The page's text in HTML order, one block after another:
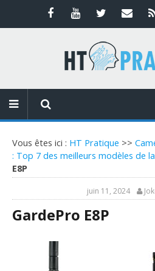
Vous êtes ici : HT Pratique >>
: Top 7 des meilleurs modèles de
E8P
juin 11, 2024
GardePro E8P